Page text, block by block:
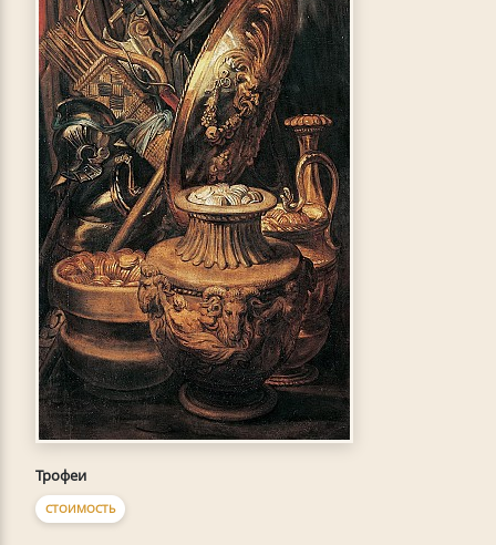
Трофеи
СТОИМОСТЬ